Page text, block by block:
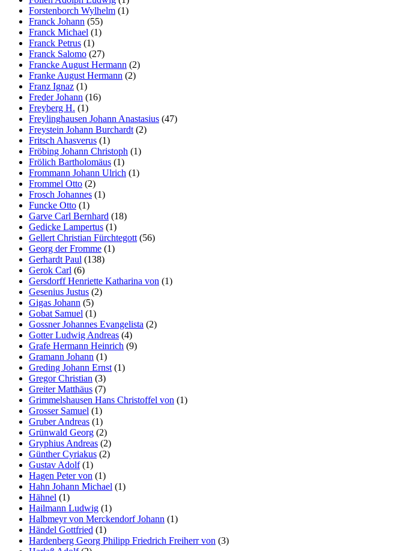
Forstenborch Wylhelm (1)
Franck Johann (55)
Franck Michael (1)
Franck Petrus (1)
Franck Salomo (27)
Francke August Hermann (2)
Franke August Hermann (2)
Franz Ignaz (1)
Freder Johann (16)
Freyberg H. (1)
Freylinghausen Johann Anastasius (47)
Freystein Johann Burchardt (2)
Fritsch Ahasverus (1)
Fröbing Johann Christoph (1)
Frölich Bartholomäus (1)
Frommann Johann Ulrich (1)
Frommel Otto (2)
Frosch Johannes (1)
Funcke Otto (1)
Garve Carl Bernhard (18)
Gedicke Lampertus (1)
Gellert Christian Fürchtegott (56)
Georg der Fromme (1)
Gerhardt Paul (138)
Gerok Carl (6)
Gersdorff Henriette Katharina von (1)
Gesenius Justus (2)
Gigas Johann (5)
Gobat Samuel (1)
Gossner Johannes Evangelista (2)
Gotter Ludwig Andreas (4)
Grafe Hermann Heinrich (9)
Gramann Johann (1)
Greding Johann Ernst (1)
Gregor Christian (3)
Greiter Matthäus (7)
Grimmelshausen Hans Christoffel von (1)
Grosser Samuel (1)
Gruber Andreas (1)
Grünwald Georg (2)
Gryphius Andreas (2)
Günther Cyriakus (2)
Gustav Adolf(1)
Hagen Peter von (1)
Hahn Johann Michael (1)
Hähnel (1)
Hailmann Ludwig (1)
Halbmeyr von Merckendorf Johann (1)
Händel Gottfried (1)
Hardenberg Georg Philipp Friedrich Freiherr von (3)